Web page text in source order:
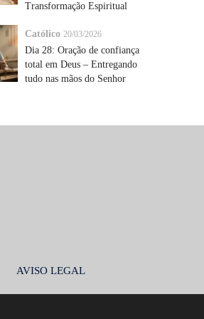
Transformação Espiritual
Católico 20/03/2026
Dia 28: Oração de confiança
total em Deus – Entregando
tudo nas mãos do Senhor
AVISO LEGAL